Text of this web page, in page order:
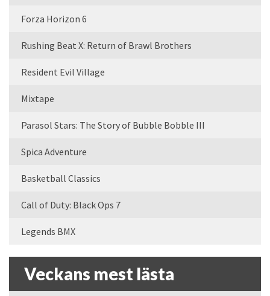
Forza Horizon 6
Rushing Beat X: Return of Brawl Brothers
Resident Evil Village
Mixtape
Parasol Stars: The Story of Bubble Bobble III
Spica Adventure
Basketball Classics
Call of Duty: Black Ops 7
Legends BMX
Veckans mest lästa